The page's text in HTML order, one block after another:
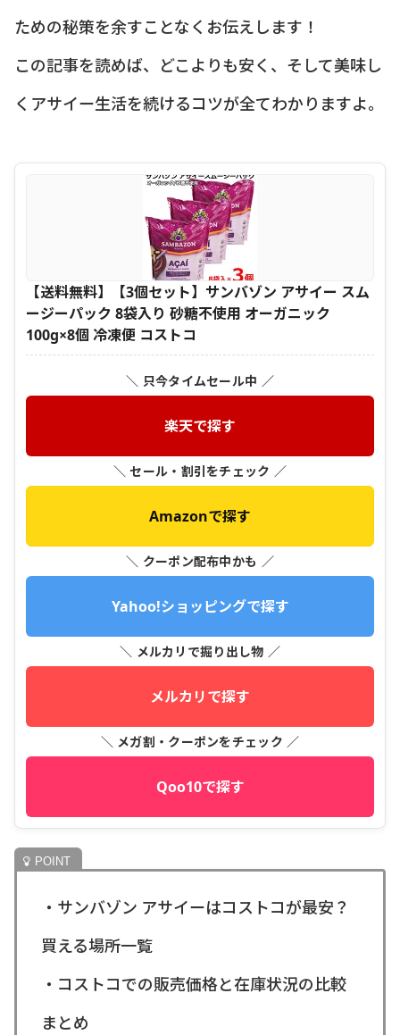
ための秘策を余すことなくお伝えします！
この記事を読めば、どこよりも安く、そして美味し
くアサイー生活を続けるコツが全てわかりますよ。
【送料無料】【3個セット】サンバゾン アサイー スム
ージーパック 8袋入り 砂糖不使用 オーガニック
100g×8個 冷凍便 コストコ
＼ 只今タイムセール中 ／
楽天で探す
＼ セール・割引をチェック ／
Amazonで探す
＼ クーポン配布中かも ／
Yahoo!ショッピングで探す
＼ メルカリで掘り出し物 ／
メルカリで探す
＼ メガ割・クーポンをチェック ／
Qoo10で探す
・サンバゾン アサイーはコストコが最安？
買える場所一覧
・コストコでの販売価格と在庫状況の比較
まとめ